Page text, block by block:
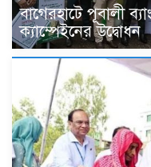
বাগেরহাটে পূবালী
ক্যাম্পেইনের উদ্বোধন